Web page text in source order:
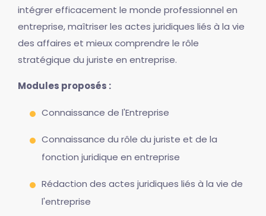
intégrer efficacement le monde professionnel en
entreprise, maîtriser les actes juridiques liés à la vie
des affaires et mieux comprendre le rôle
stratégique du juriste en entreprise.
Modules proposés :
Connaissance de l'Entreprise
Connaissance du rôle du juriste et de la
fonction juridique en entreprise
Rédaction des actes juridiques liés à la vie de
l'entreprise